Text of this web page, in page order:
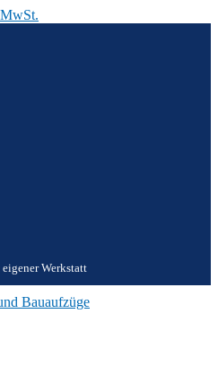
Werkstatt